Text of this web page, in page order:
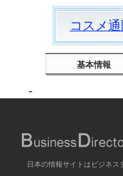
コスメ通
基本情報
-
日本の情報サイトはビジネス